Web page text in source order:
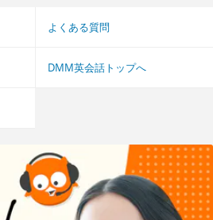
よくある質問
DMM英会話トップへ